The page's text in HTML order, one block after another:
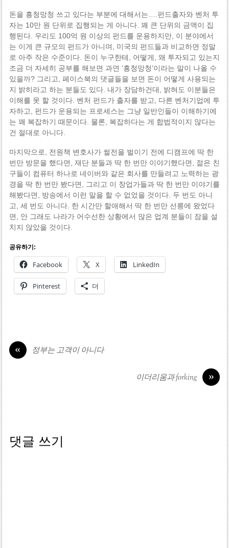
돈을 흥청망청 쓰고 있다는 부분에 대해서는….펀드출자와 벤처 투
자는 10만 원 단위로 집행되는 게 아니다. 꽤 큰 단위의 금액이 집
행된다. 우리도 100억 원 이상의 펀드를 운용하지만, 이 분야에서
는 이게 큰 규모의 펀드가 아니며, 미국의 펀드들과 비교하면 정말
로 아주 작은 수준이다. 돈이 누구한테, 어떻게, 왜 투자되고 있는지
조금 더 자세히 공부를 해보면 과연 ‘흥청망청’이라는 말이 나올 수
있을까? 그리고, 페이스북의 댓글들을 보면 돈이 어떻게 사용되는
지 밝히라고 하는 분들도 있다. 내가 장담하건대, 밝혀도 이분들은
이해를 못 할 것이다. 벤처 펀드가 출자를 받고, 다른 벤처기업에 투
자하고, 펀드가 운용되는 프로세스는 그냥 일반인들이 이해하기에
는 꽤 복잡하기 때문이다. 물론, 복잡하다는 게 합법적이지 않다는
건 절대로 아니다.
마지막으로, 전원책 변호사가 썰전을 벌이기 전에 디캠프에 딱 한
번만 방문을 했다면, 재단 분들과 딱 한 번만 이야기했다면, 젊은 친
구들이 컴퓨터 하나로 네이버와 같은 회사를 만들려고 노력하는 광
경을 딱 한 번만 봤다면, 그리고 이 창업가들과 딱 한 번만 이야기를
해봤다면, 방송에서 이런 말을 할 수 없었을 것이다. 두 번도 아니
고, 세 번도 아니다. 한 시간만 할애해서 딱 한 번만 선릉에 왔었다
면, 안 그래도 나라가 어수선한 상황에서 많은 업계 분들이 잠을 설
치지 않았을 것이다.
공유하기:
Facebook X LinkedIn
Pinterest 더
« 정부는 고객이 아니다
»
이더리움과 forking
댓글 쓰기